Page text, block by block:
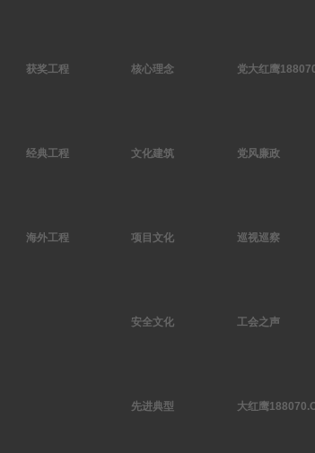
获奖工程
经典工程
海外工程
核心理念
文化建筑
项目文化
安全文化
先进典型
党大红鹰
党风廉政
巡视巡察
工会之声
大红鹰